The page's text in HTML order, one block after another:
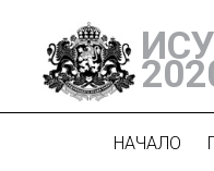
НАЧАЛО